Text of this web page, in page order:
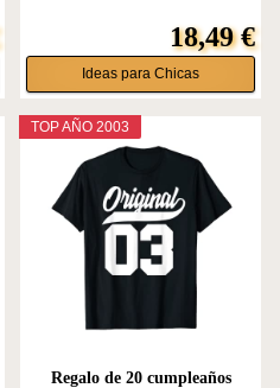
18,49 €
Ideas para Chicas
TOP AÑO 2003
Regalo de 20 cumpleaños